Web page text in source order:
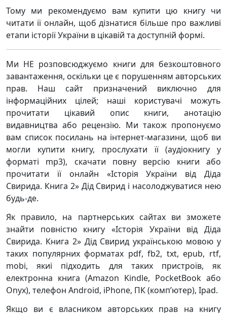
Тому ми рекомендуємо вам купити цю книгу чи
читати її онлайн, щоб дізнатися більше про важливі
етапи історії України в цікавій та доступній формі.
Ми НЕ розповсюджуємо книги для безкоштовного
завантаження, оскільки це є порушенням авторських
прав. Наш сайт призначений виключно для
інформаційних цілей; наші користувачі можуть
прочитати цікавий опис книги, анотацію
видавництва або рецензію. Ми також пропонуємо
вам список посилань на інтернет-магазини, щоб ви
могли купити книгу, прослухати її (аудіокнигу у
форматі mp3), скачати повну версію книги або
прочитати її онлайн «Історія України від Діда
Свирида. Книга 2» Дід Свирид і насолоджуватися нею
будь-де.
Як правило, на партнерських сайтах ви зможете
знайти повністю книгу «Історія України від Діда
Свирида. Книга 2» Дід Свирид українською мовою у
таких популярних форматах pdf, fb2, txt, epub, rtf,
mobi, якиі підходить для таких пристроїв, як
електронна книга (Amazon Kindle, PocketBook або
Onyx), телефон Android, iPhone, ПК (комп’ютер), Ipad.
Якщо ви є власником авторських прав на книгу